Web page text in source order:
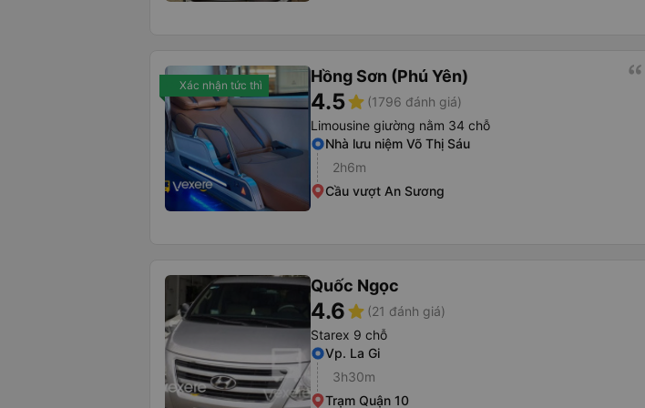
Xác nhận tức thì Hồng Sơn (Phú Yên)
4.5star (1796 đánh giá)
Limousine giường nằm 34 chỗ
Nhà lưu niệm Võ Thị Sáu
2h6m
Cầu vượt An Sương
Quốc Ngọc
4.6star (21 đánh giá)
Starex 9 chỗ
Vp. La Gi
3h30m
Trạm Quận 10